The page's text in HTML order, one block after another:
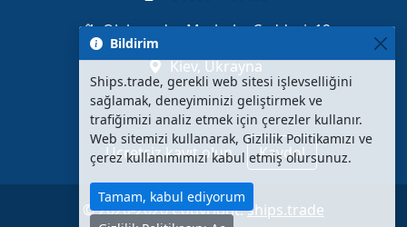
Oleksandra Myshuhy Caddesi, 12
Kiev, Ukrayna
Ücretsiz kayıt olun Kaydol
© 2020-2026 Copyright:ships.trade
Bildirim
Ships.trade, gerekli web sitesi işlevselliğini
sağlamak, deneyiminizi geliştirmek ve
trafiğimizi analiz etmek için çerezler kullanır.
Web sitemizi kullanarak, Gizlilik Politikamızı ve
çerez kullanımımızı kabul etmiş olursunuz.
Tamam, kabul ediyorum